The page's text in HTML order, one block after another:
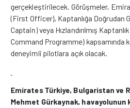
gerçekleştirilecek. Görüşmeler,
(First Officer), Kaptanlığa Doğrudan
Captain) veya Hızlandırılmış
Command Programme) kapsamında
deneyimli pilotlara açık olacak.
Emirates Türkiye, Bulgaristan ve
Mehmet Gürkaynak,